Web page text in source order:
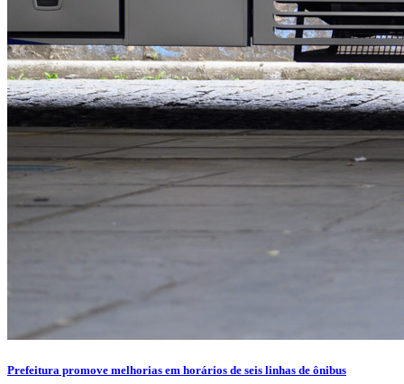
Prefeitura promove melhorias em horários de seis linhas de ônibus